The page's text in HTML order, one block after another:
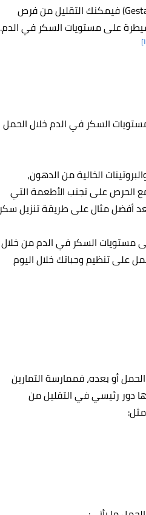
إذا كنت من النساء الحوامل اللاتي يُعانين من سكر الحمل (Gestational diabetes) فيمكنك التقليل من فرص
على مستويات السكر في الدم.
السكر في الدم خلال الحمل
الخالية من الدهون،
مع الحرص على تجنب الأطعمة التي
أفضل مثال على طريقة تنزيل سكر
مستويات السكر في الدم من خلال
على تنظيم وجباتك خلال اليوم
أو بعده، فممارسة التمارين
دور رئيسي في التقليل من